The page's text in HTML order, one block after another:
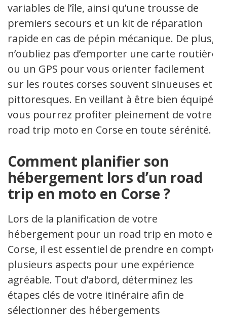
variables de l’île, ainsi qu’une trousse de
premiers secours et un kit de réparation
rapide en cas de pépin mécanique. De plus,
n’oubliez pas d’emporter une carte routière
ou un GPS pour vous orienter facilement
sur les routes corses souvent sinueuses et
pittoresques. En veillant à être bien équipé,
vous pourrez profiter pleinement de votre
road trip moto en Corse en toute sérénité.
Comment planifier son
hébergement lors d’un road
trip en moto en Corse ?
Lors de la planification de votre
hébergement pour un road trip en moto en
Corse, il est essentiel de prendre en compte
plusieurs aspects pour une expérience
agréable. Tout d’abord, déterminez les
étapes clés de votre itinéraire afin de
sélectionner des hébergements